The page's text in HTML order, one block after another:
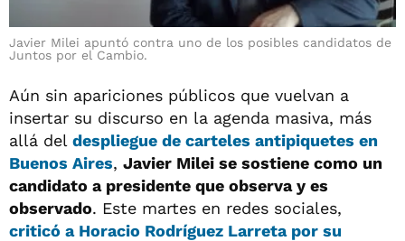
Javier Milei apuntó contra uno de los posibles candidatos de
Juntos por el Cambio.
Aún sin apariciones públicos que vuelvan a
insertar su discurso en la agenda masiva, más
allá del despliegue de carteles antipiquetes en
Buenos Aires, Javier Milei se sostiene como un
candidato a presidente que observa y es
observado. Este martes en redes sociales,
criticó a Horacio Rodríguez Larretapor su